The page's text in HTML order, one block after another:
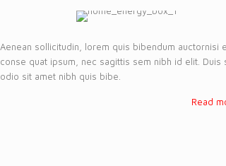
Aenean sollicitudin, lorem quis bibendum auctornisi
conse quat ipsum, nec sagittis sem nibh id elit. Duis
odio sit amet nibh quis bibe.
Read